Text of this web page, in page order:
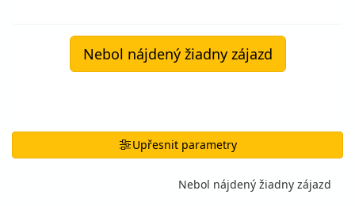
Nebol nájdený žiadny zájazd
Upřesnit parametry
Nebol nájdený žiadny zájazd